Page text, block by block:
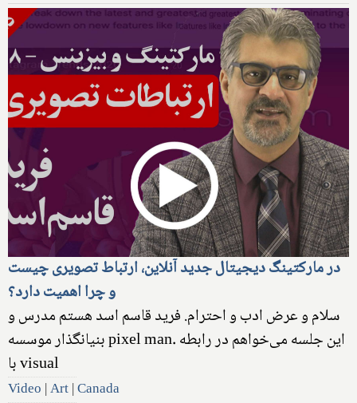
در مارکتینگ دیجیتال جدید آنلاین، ارتباط تصویری چیست
و چرا اهمیت دارد؟
سلام و عرض ادب و احترام. فرید قاسم اسد هستم مدرس و
بنیانگذار موسسه‌ pixel man. ‌این جلسه می‌خواهم در رابطه
با visual
Video |Art|Canada